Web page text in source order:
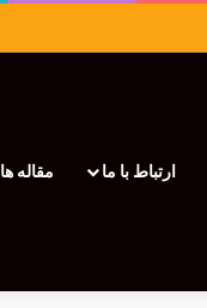
ارتباط با ما مقاله ها